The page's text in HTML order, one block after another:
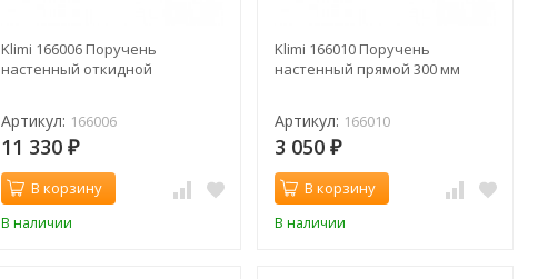
Klimi 166006 Поручень
настенный откидной
Артикул: 166006
11 330₽
В корзину
В наличии
Klimi 166010 Поручень
настенный прямой 300 мм
Артикул: 166010
3 050 ₽
В корзину
В наличии